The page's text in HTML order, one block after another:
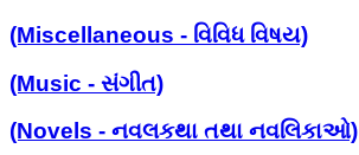
(Miscellaneous - વિવિધ વિષય)
(Music - સંગીત)
(Novels - નવલકથા તથા નવલિકાઓ)